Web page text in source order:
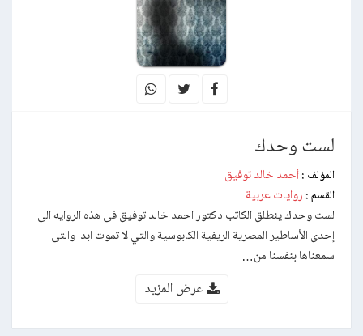
لست وحدك
المؤلف : أحمد خالد توفيق
القسم : روايات عربية
لست وحدك ينطلق الكاتب دكتور احمد خالد توفيق فى هذه الروايه الى
إحدى الأساطير المصرية الريفية الكابوسية والتي لا تموت ابدا والتى
سمعناها بنفسنا من…
عرض المزيد